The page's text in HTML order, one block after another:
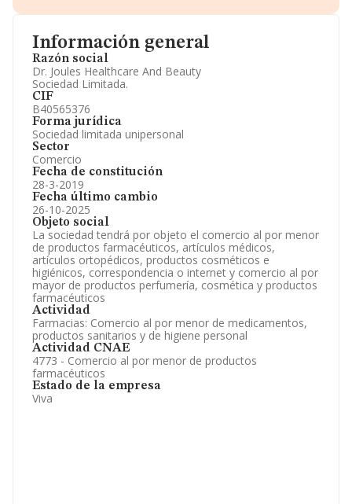
Información general
Razón social
Dr. Joules Healthcare And Beauty
Sociedad Limitada.
CIF
B40565376
Forma jurídica
Sociedad limitada unipersonal
Sector
Comercio
Fecha de constitución
28-3-2019
Fecha último cambio
26-10-2025
Objeto social
La sociedad tendrá por objeto el comercio al por menor
de productos farmacéuticos, artículos médicos,
artículos ortopédicos, productos cosméticos e
higiénicos, correspondencia o internet y comercio al por
mayor de productos perfumería, cosmética y productos
farmacéuticos
Actividad
Farmacias: Comercio al por menor de medicamentos,
productos sanitarios y de higiene personal
Actividad CNAE
4773 - Comercio al por menor de productos
farmacéuticos
Estado de la empresa
Viva
Accionistas.
Artículos de prensa publicados sobre la empresa.
Información oficial y registral complementaria.